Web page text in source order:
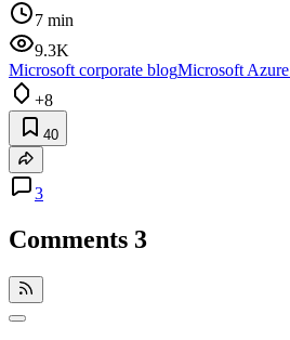
7 min
9.3K
Microsoft corporate blogMicrosoft Azure
+8
40
3
Comments 3